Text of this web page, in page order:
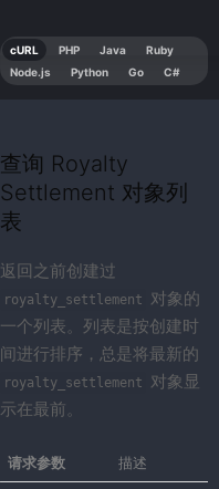
查询 Royalty
Settlement 对象列
表
返回之前创建过
royalty_settlement
对象的
一个列表。列表是按创建时
间进行排序，总是将最新的
royalty_settlement
对象显
示在最前。
请求参数 描述
cURL PHP Java
Ruby
Node.js
Python Go C#